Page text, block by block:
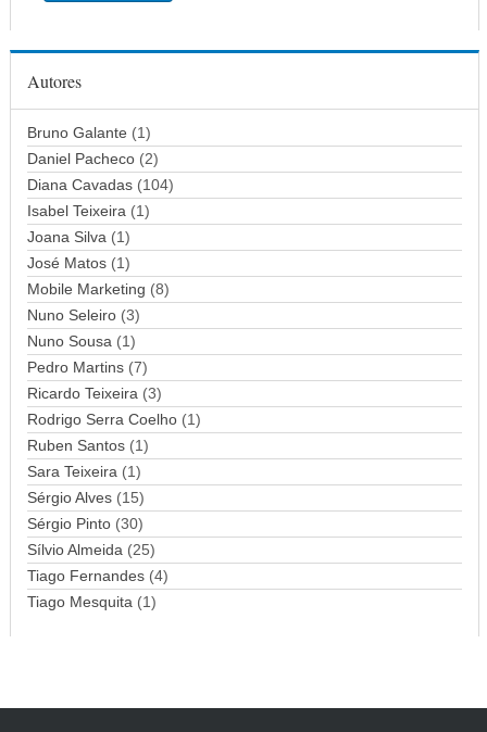
o
d
e
e
m
a
i
l
Autores
Bruno Galante (1)
Daniel Pacheco(2)
Diana Cavadas(104)
Isabel Teixeira (1)
Joana Silva (1)
José Matos(1)
Mobile Marketing (8)
Nuno Seleiro(3)
Nuno Sousa (1)
Pedro Martins(7)
Ricardo Teixeira (3)
Rodrigo Serra Coelho(1)
Ruben Santos(1)
Sara Teixeira (1)
Sérgio Alves(15)
Sérgio Pinto(30)
Sílvio Almeida (25)
Tiago Fernandes(4)
Tiago Mesquita (1)